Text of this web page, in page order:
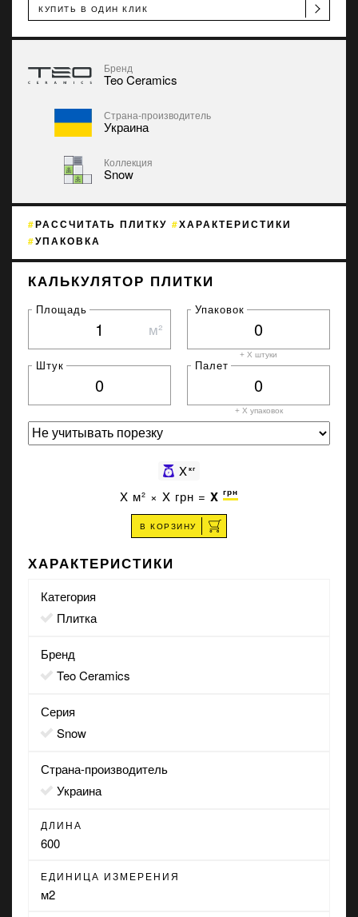
КУПИТЬ В ОДИН КЛИК
Бренд
Teo Ceramics
Страна-производитель
Украина
Коллекция
Snow
РАССЧИТАТЬ ПЛИТКУ
ХАРАКТЕРИСТИКИ
УПАКОВКА
КАЛЬКУЛЯТОР ПЛИТКИ
Площадь
м²
Упаковок
+ X штуки
Штук Палет
+ X упаковок
Xкг
X м² × X грн = X грн
В КОРЗИНУ
ХАРАКТЕРИСТИКИ
Категория
Плитка
Бренд
Teo Ceramics
Серия
Snow
Страна-производитель
Украина
ДЛИНА
600
ЕДИНИЦА ИЗМЕРЕНИЯ
м2